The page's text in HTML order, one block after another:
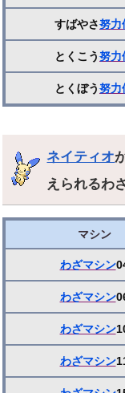
すばやさ努力
とくこう努力
とくぼう努力
ネイティオ
えられるわ
マシン
わざマシン
わざマシン
わざマシン
わざマシン